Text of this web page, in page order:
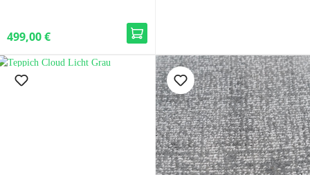
499,00 €